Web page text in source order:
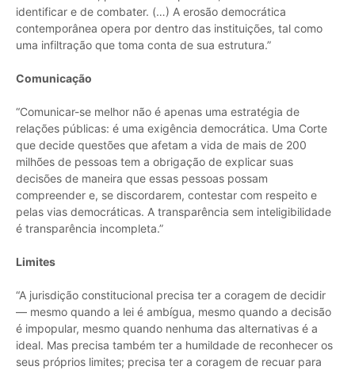
identificar e de combater. (…) A erosão democrática
contemporânea opera por dentro das instituições, tal como
uma infiltração que toma conta de sua estrutura.”
Comunicação
“Comunicar-se melhor não é apenas uma estratégia de
relações públicas: é uma exigência democrática. Uma Corte
que decide questões que afetam a vida de mais de 200
milhões de pessoas tem a obrigação de explicar suas
decisões de maneira que essas pessoas possam
compreender e, se discordarem, contestar com respeito e
pelas vias democráticas. A transparência sem inteligibilidade
é transparência incompleta.”
Limites
“A jurisdição constitucional precisa ter a coragem de decidir
— mesmo quando a lei é ambígua, mesmo quando a decisão
é impopular, mesmo quando nenhuma das alternativas é a
ideal. Mas precisa também ter a humildade de reconhecer os
seus próprios limites; precisa ter a coragem de recuar para